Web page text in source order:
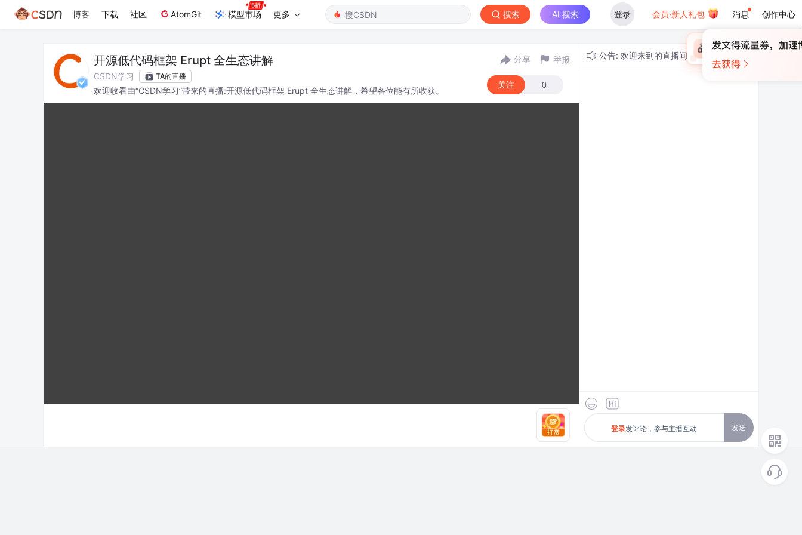
博客 下载 社区 AtomGit 模型市场 更多 搜索 AI 搜索 登录 会员·新人礼包 消息 创作中心
×
🎁
未登录
￥30
开源低代码框架 Erupt 全生态讲解
CSDN学习 TA的直播
欢迎收看由“CSDN学习”带来的直播:开源低代码框架 Erupt 全生态讲解，希望各位能有所收获。
分享 举报
关注 0
公告: 欢迎来到的直播间！
发送
登录发评论，参与主播互动